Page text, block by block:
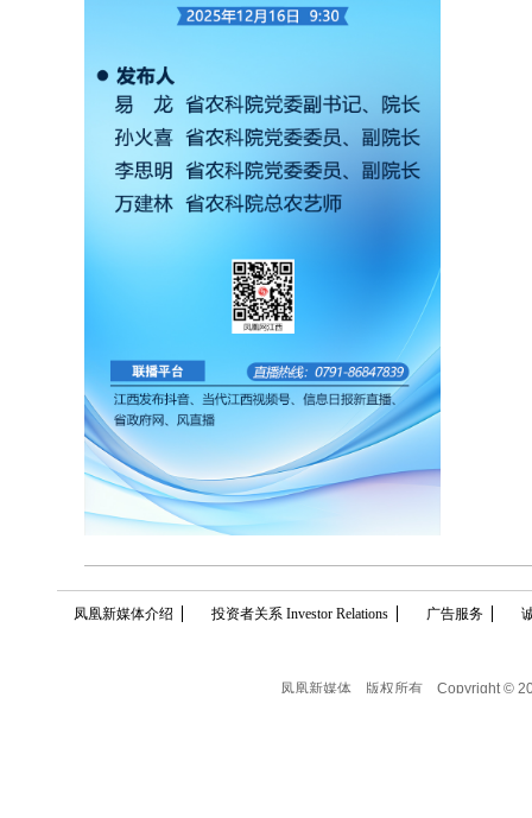
凤凰新媒体介绍 投资者关系 Investor Relations 广告服务
凤凰新媒体 版权所有 Copyright ©